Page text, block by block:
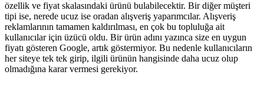
özellik ve fiyat skalasındaki ürünü bulabilecektir. Bir diğer müşteri
tipi ise, nerede ucuz ise oradan alışveriş yaparımcılar. Alışveriş
reklamlarının tamamen kaldırılması, en çok bu topluluğa ait
kullanıcılar için üzücü oldu. Bir ürün adını yazınca size en uygun
fiyatı gösteren Google, artık göstermiyor. Bu nedenle kullanıcıların
her siteye tek tek girip, ilgili ürünün hangisinde daha ucuz olup
olmadığına karar vermesi gerekiyor.